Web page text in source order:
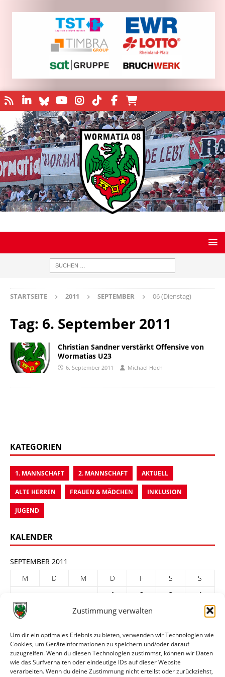
Zustimmung verwalten
Um dir ein optimales Erlebnis zu bieten, verwenden wir Technologien wie
Cookies, um Geräteinformationen zu speichern und/oder darauf
zuzugreifen. Wenn du diesen Technologien zustimmst, können wir Daten
wie das Surfverhalten oder eindeutige IDs auf dieser Website
verarbeiten. Wenn du deine Zustimmung nicht erteilst oder zurückziehst,
STARTSEITE 2011 SEPTEMBER 06 (Dienstag)
Tag: 6. September 2011
Christian Sandner verstärkt Offensive von
Wormatias U23
6. September 2011 Michael Hoch
KATEGORIEN
1. MANNSCHAFT 2. MANNSCHAFT AKTUELL
ALTE HERREN FRAUEN & MÄDCHEN INKLUSION
JUGEND
KALENDER
SEPTEMBER 2011
M
D M D F S
S
1
2 3
4
5
7 8 9
19
20 21 22 23 24
26
27 28 29
30